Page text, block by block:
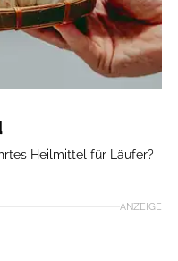
Heilmittel für Läufer?
ANZEIGE